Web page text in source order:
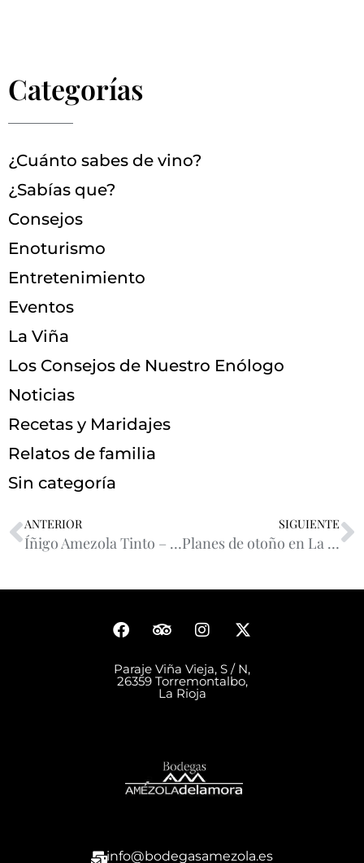
Categorías
¿Cuánto sabes de vino?
¿Sabías que?
Consejos
Enoturismo
Entretenimiento
Eventos
La Viña
Los Consejos de Nuestro Enólogo
Noticias
Recetas y Maridajes
Relatos de familia
Sin categoría
ANTERIOR
Íñigo Amezola Tinto – La expresión más libre
SIGUIENTE
Planes de otoño en La Rioja: vino, naturaleza y gastronomía
Paraje Viña Vieja, S / N,
26359 Torremontalbo,
La Rioja
info@bodegasamezola.es